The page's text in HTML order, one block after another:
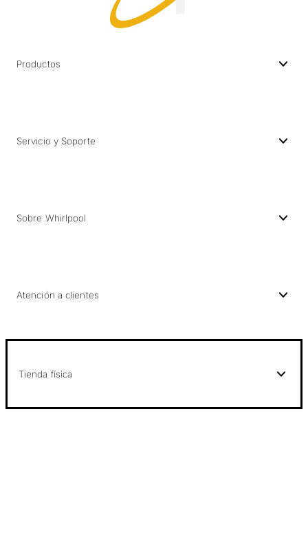
Productos
Servicio y Soporte
Sobre Whirlpool
Atención a clientes
Tienda física